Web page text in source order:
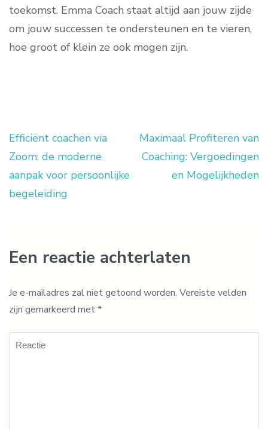
toekomst. Emma Coach staat altijd aan jouw zijde
om jouw successen te ondersteunen en te vieren,
hoe groot of klein ze ook mogen zijn.
Berichtnavigatie
Efficiënt coachen via
Zoom: de moderne
aanpak voor persoonlijke
begeleiding
Maximaal Profiteren van
Coaching: Vergoedingen
en Mogelijkheden
Een reactie achterlaten
Je e-mailadres zal niet getoond worden. Vereiste velden
zijn gemarkeerd met*
Reactie